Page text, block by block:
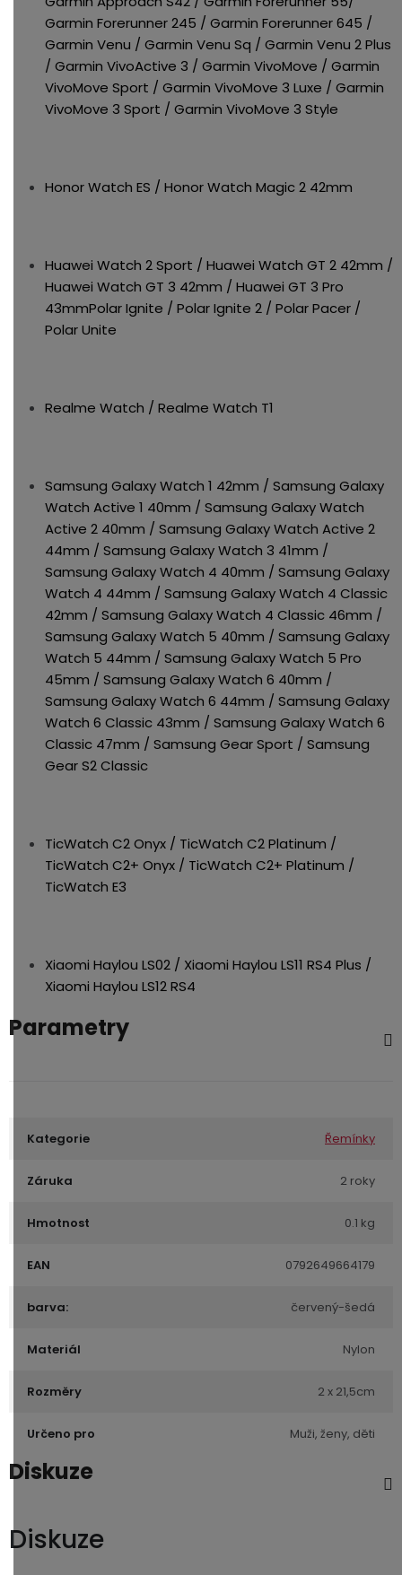
Garmin Forerunner 245 / Garmin Forerunner 645 /
Garmin Venu / Garmin Venu Sq / Garmin Venu 2 Plus
/ Garmin VivoActive 3 / Garmin VivoMove / Garmin
VivoMove Sport / Garmin VivoMove 3 Luxe / Garmin
VivoMove 3 Sport / Garmin VivoMove 3 Style
Honor Watch ES / Honor Watch Magic 2 42mm
Huawei Watch 2 Sport / Huawei Watch GT 2 42mm /
Huawei Watch GT 3 42mm / Huawei GT 3 Pro
43mmPolar Ignite / Polar Ignite 2 / Polar Pacer /
Polar Unite
Realme Watch / Realme Watch T1
Samsung Galaxy Watch 1 42mm / Samsung Galaxy
Watch Active 1 40mm / Samsung Galaxy Watch
Active 2 40mm / Samsung Galaxy Watch Active 2
44mm / Samsung Galaxy Watch 3 41mm /
Samsung Galaxy Watch 4 40mm / Samsung Galaxy
Watch 4 44mm / Samsung Galaxy Watch 4 Classic
42mm / Samsung Galaxy Watch 4 Classic 46mm /
Samsung Galaxy Watch 5 40mm / Samsung Galaxy
Watch 5 44mm / Samsung Galaxy Watch 5 Pro
45mm / Samsung Galaxy Watch 6 40mm /
Samsung Galaxy Watch 6 44mm / Samsung Galaxy
Watch 6 Classic 43mm / Samsung Galaxy Watch 6
Classic 47mm / Samsung Gear Sport / Samsung
Gear S2 Classic
TicWatch C2 Onyx / TicWatch C2 Platinum /
TicWatch C2+ Onyx / TicWatch C2+ Platinum /
TicWatch E3
Xiaomi Haylou LS02 / Xiaomi Haylou LS11 RS4 Plus /
Xiaomi Haylou LS12 RS4
Parametry
Kategorie Řemínky
Záruka 2 roky
Hmotnost 0.1 kg
EAN 0792649664179
barva: červený-šedá
Materiál Nylon
Rozměry 2 x 21,5cm
Určeno pro Muži, ženy, děti
Diskuze
Diskuze